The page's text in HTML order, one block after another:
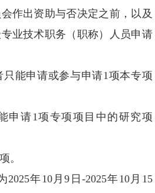
作出资助与否决定之前，以及
业技术职务（职称）人员申请
能申请或参与申请1项本专项
请1项专项项目中的研究项
。
年10月9日-2025年10月15